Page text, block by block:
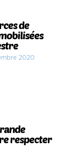
de
2020
respecter